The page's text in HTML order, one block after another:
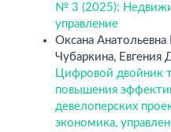
№ 3 (2025):
управление
Оксана
Чубаркина,
Цифровой двойник
повышения
девелоперских
экономика,